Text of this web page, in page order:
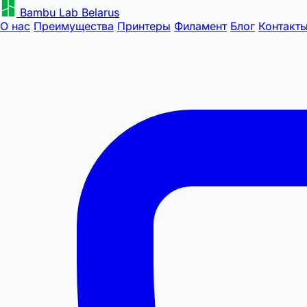
Bambu Lab Belarus
О нас Преимущества Принтеры Филамент Блог